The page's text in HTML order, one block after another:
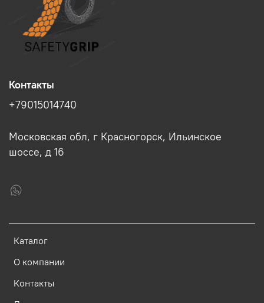
Каталог
О компании
Контакты
Контакты
+79015014740
Московская обл, г Красногорск, Ильинское
шоссе, д 16